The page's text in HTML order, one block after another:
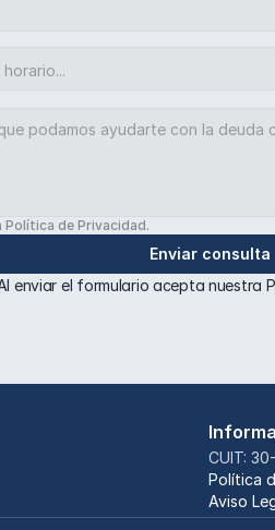
Política de Privacidad.
Enviar consulta
enviar el formulario acepta nuestra
CUIT:
Política
Aviso